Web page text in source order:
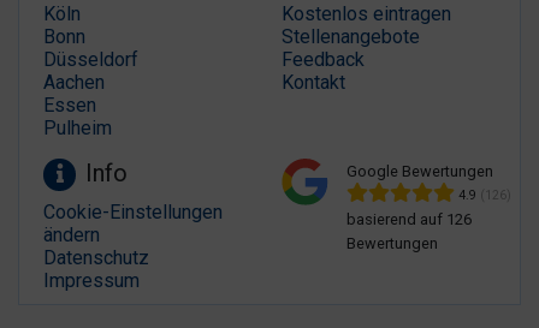
Köln
Bonn
Düsseldorf
Aachen
Essen
Pulheim
Kostenlos eintragen
Stellenangebote
Feedback
Kontakt
Info
Cookie-Einstellungen
ändern
Datenschutz
Impressum
Google Bewertungen
4.9 (126)
basierend auf 126
Bewertungen